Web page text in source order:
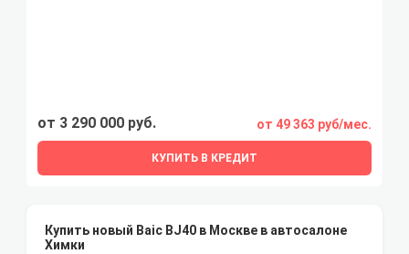
от 3 290 000 руб. от 49 363 руб/мес.
КУПИТЬ В КРЕДИТ
Купить новый Baic BJ40 в Москве в автосалоне
Химки